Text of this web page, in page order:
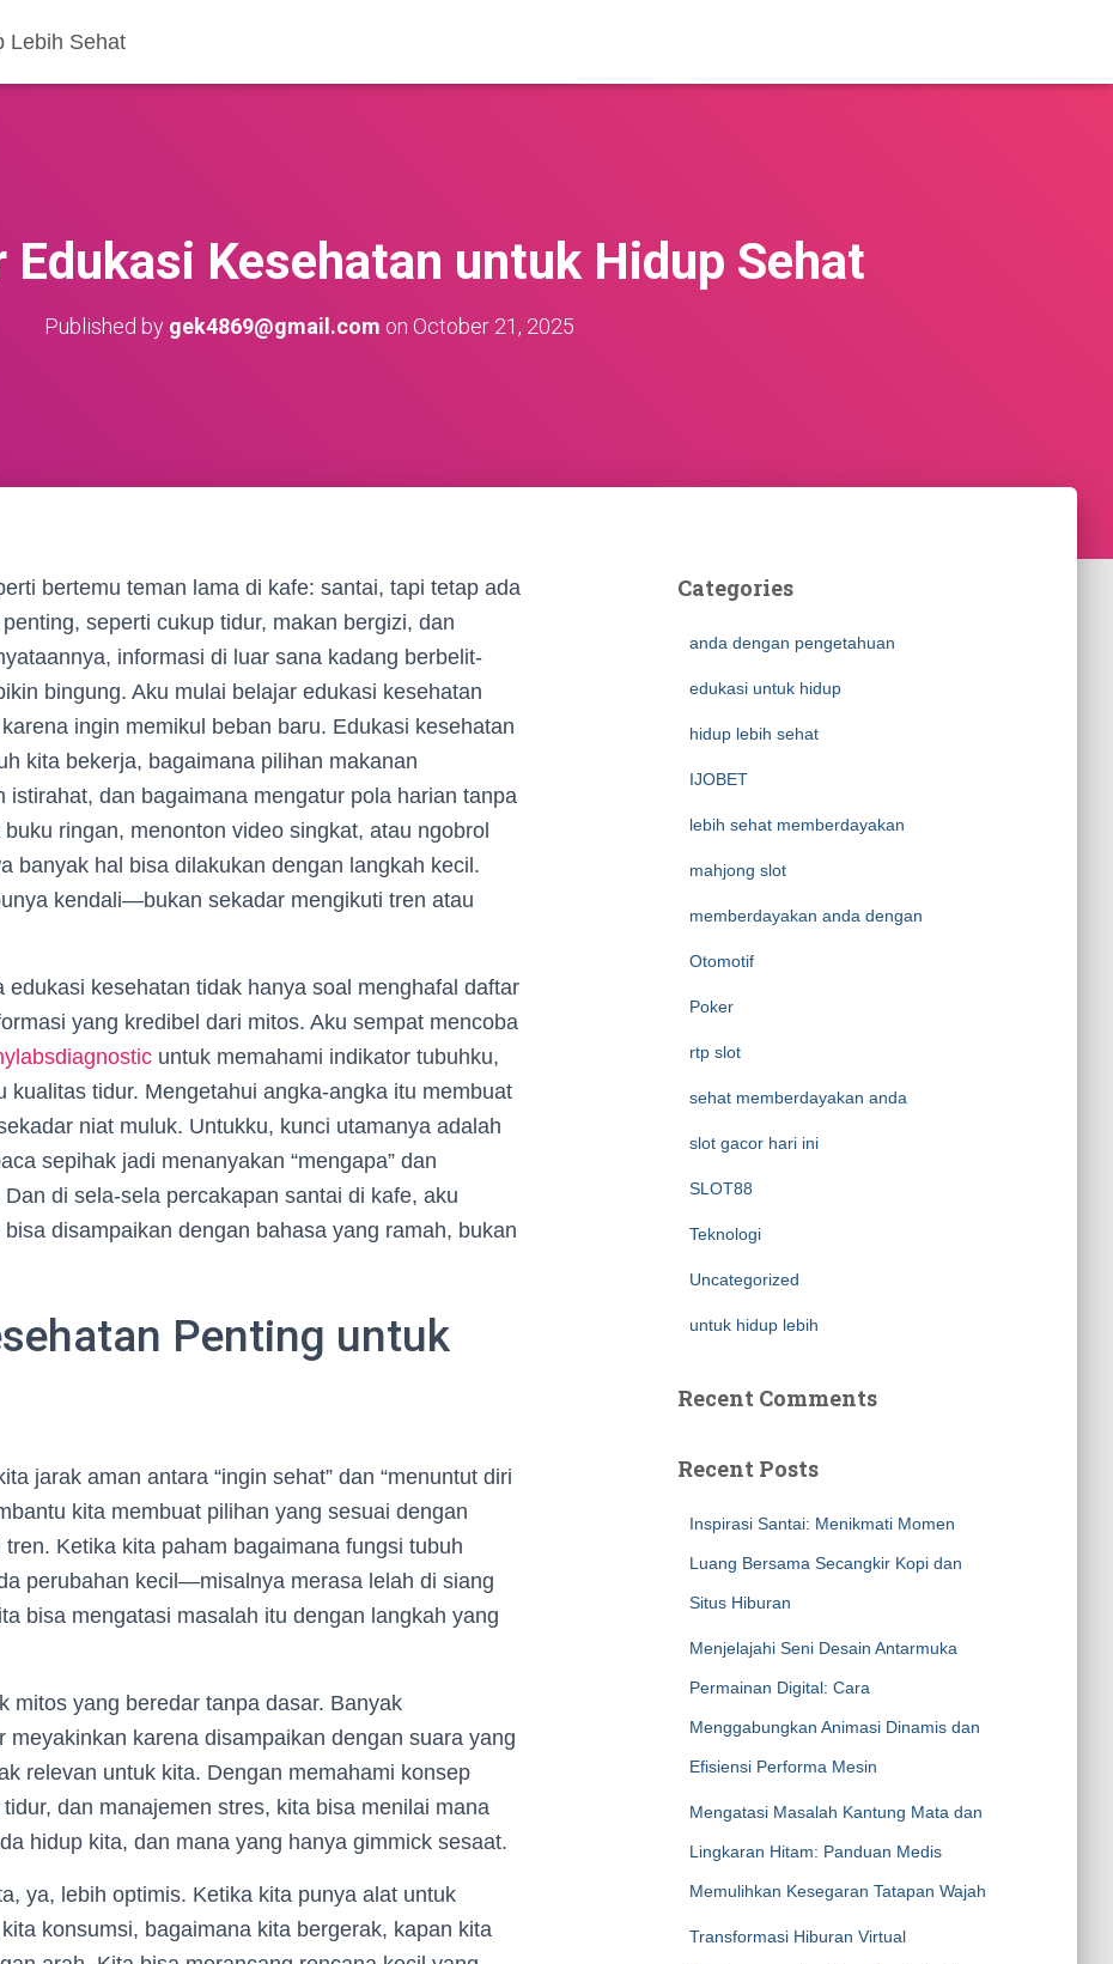
Lebih Sehat
Edukasi Kesehatan untuk Hidup Sehat
Published by gek4869@gmail.com on October 21, 2025
bertemu teman lama di kafe: santai, tapi tetap ada
seperti cukup tidur, makan bergizi, dan
informasi di luar sana kadang berbelit-
bingung. Aku mulai belajar edukasi kesehatan
ingin memikul beban baru. Edukasi kesehatan
kita bekerja, bagaimana pilihan makanan
dan bagaimana mengatur pola harian tanpa
ringan, menonton video singkat, atau ngobrol
banyak hal bisa dilakukan dengan langkah kecil.
kendali—bukan sekadar mengikuti tren atau
kesehatan tidak hanya soal menghafal daftar
yang kredibel dari mitos. Aku sempat mencoba
untuk memahami indikator tubuhku,
tidur. Mengetahui angka-angka itu membuat
niat muluk. Untukku, kunci utamanya adalah
sepihak jadi menanyakan “mengapa” dan
di sela-sela percakapan santai di kafe, aku
disampaikan dengan bahasa yang ramah, bukan
Penting untuk
jarak aman antara “ingin sehat” dan “menuntut diri
kita membuat pilihan yang sesuai dengan
Ketika kita paham bagaimana fungsi tubuh
perubahan kecil—misalnya merasa lelah di siang
bisa mengatasi masalah itu dengan langkah yang
mitos yang beredar tanpa dasar. Banyak
karena disampaikan dengan suara yang
relevan untuk kita. Dengan memahami konsep
dan manajemen stres, kita bisa menilai mana
hidup kita, dan mana yang hanya gimmick sesaat.
ya, lebih optimis. Ketika kita punya alat untuk
konsumsi, bagaimana kita bergerak, kapan kita
Categories
anda dengan pengetahuan
edukasi untuk hidup
hidup lebih sehat
IJOBET
lebih sehat memberdayakan
mahjong slot
memberdayakan anda dengan
Otomotif
Poker
rtp slot
sehat memberdayakan anda
slot gacor hari ini
SLOT88
Teknologi
Uncategorized
untuk hidup lebih
Recent Comments
Recent Posts
Inspirasi Santai: Menikmati Momen
Luang Bersama Secangkir Kopi dan
Situs Hiburan
Menjelajahi Seni Desain Antarmuka
Permainan Digital: Cara
Menggabungkan Animasi Dinamis dan
Efisiensi Performa Mesin
Mengatasi Masalah Kantung Mata dan
Lingkaran Hitam: Panduan Medis
Memulihkan Kesegaran Tatapan Wajah
Transformasi Hiburan Virtual